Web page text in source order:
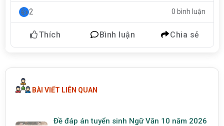
2 0 bình luận
Thích Bình luận Chia sẻ
BÀI VIẾT LIÊN QUAN
Đề đáp án tuyển sinh Ngữ Văn 10 năm 2026